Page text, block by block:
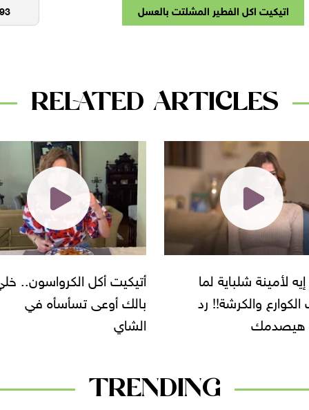
اتيكيت اكل الفطير المشلتت بالعسل
RELATED ARTICLES
لأمينة شلباية لما
والكرشة!! رد
هيصدمك
أتيكيت أكل الكرواسون..
بالك أوعى تسأسأه في
الشاي
TRENDING